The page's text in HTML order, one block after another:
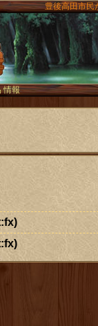
豊後高田市民
後高田
情報